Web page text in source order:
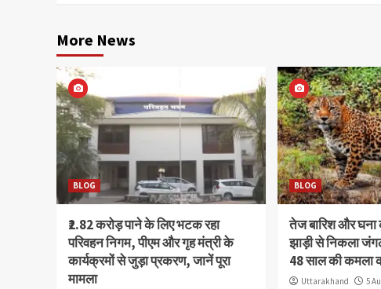
More News
BLOG
₹2.82 करोड़ पाने के लिए भटक रहा
परिवहन निगम, पीएम और गृह मंत्री के
कार्यक्रमों से जुड़ा प्रकरण, जानें पूरा
मामला
BLOG
तेज बारिश और
झाड़ी से निकला
48 साल की कमला
Uttarakhand 5